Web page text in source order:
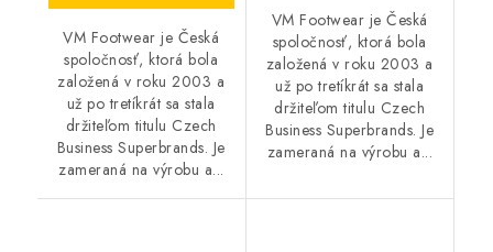
VM Footwear je Česká
spoločnosť, ktorá bola
založená v roku 2003 a
už po tretíkrát sa stala
držiteľom titulu Czech
Business Superbrands. Je
zameraná na výrobu a...
VM Footwear je Česká
spoločnosť, ktorá bola
založená v roku 2003 a
už po tretíkrát sa stala
držiteľom titulu Czech
Business Superbrands. Je
zameraná na výrobu a...